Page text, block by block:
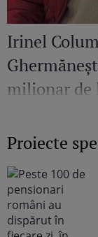
Irinel
milionar
Proiecte